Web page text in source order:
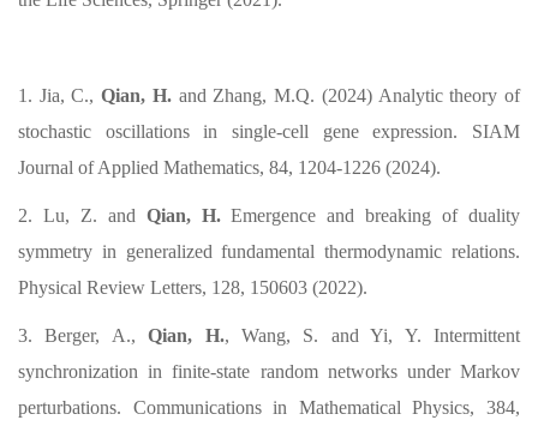
1. Jia, C., Qian, H.and Zhang, M.Q. (2024) Analytic theory of
stochastic oscillations in single-cell gene expression. SIAM
Journal of Applied Mathematics, 84, 1204-1226 (2024).
2. Lu, Z. and Qian, H.Emergence and breaking of duality
symmetry in generalized fundamental thermodynamic relations.
Physical Review Letters, 128, 150603 (2022).
3. Berger, A.,Qian, H., Wang, S. and Yi, Y. Intermittent
synchronization in finite-state random networks under Markov
perturbations. Communications in Mathematical Physics, 384,